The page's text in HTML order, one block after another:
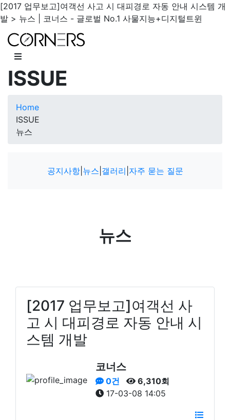
[2017 업무보고]여객선 사고 시 대피경로 자동 안내 시스템 개
발 > 뉴스 | 코너스 - 글로벌 No.1 사물지능+디지털트윈
Home
ISSUE
뉴스
ISSUE
공지사항| 뉴스 갤러리 자주 묻는 질문
뉴스
[2017 업무보고]여객선 사
고 시 대피경로 자동 안내 시
스템 개발
코너스
0건
6,310회
17-03-08 14:05